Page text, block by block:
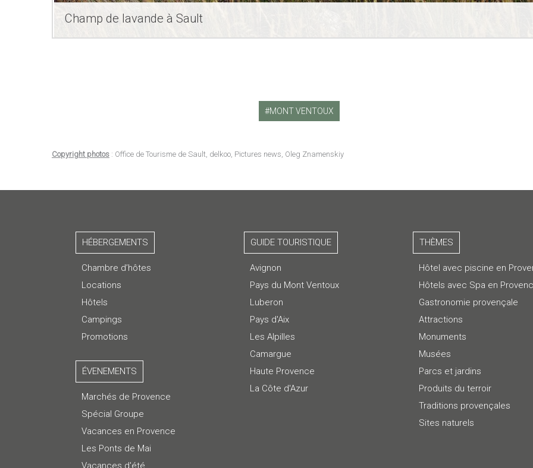
Champ de lavande à Sault
MONT VENTOUX
Copyright photos : Office de Tourisme de Sault, delkoo, Pictures news, Oleg Znamenskiy
HÉBERGEMENTS
Chambre d’hôtes
Locations
Hôtels
Campings
Promotions
ÉVENEMENTS
Marchés de Provence
Spécial Groupe
Vacances en Provence
Les Ponts de Mai
Vacances d'été
GUIDE TOURISTIQUE
Avignon
Pays du Mont Ventoux
Luberon
Pays d'Aix
Les Alpilles
Camargue
Haute Provence
La Côte d'Azur
THÈMES
Hôtel avec piscine en
Hôtels avec Spa en
Gastronomie provençale
Attractions
Monuments
Musées
Parcs et jardins
Produits du terroir
Traditions provençales
Sites naturels